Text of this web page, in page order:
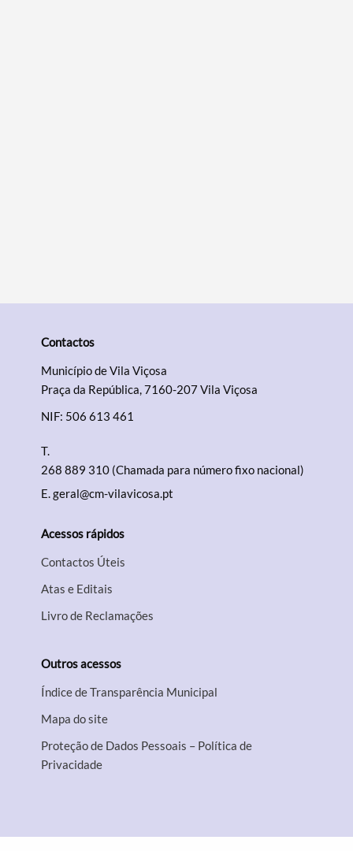
Contactos
Município de Vila Viçosa
Praça da República, 7160-207 Vila Viçosa
NIF: 506 613 461
T.
268 889 310 (Chamada para número fixo nacional)
E.geral@cm-vilavicosa.pt
Acessos rápidos
Contactos Úteis
Atas e Editais
Livro de Reclamações
Outros acessos
Índice de Transparência Municipal
Mapa do site
Proteção de Dados Pessoais – Política de
Privacidade